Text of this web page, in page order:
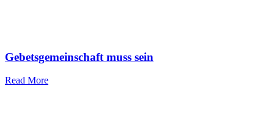
Gebetsgemeinschaft muss sein
Read More